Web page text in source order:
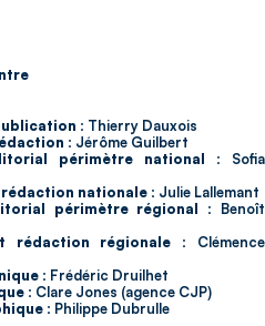
: Thierry Dauxois
: Jérôme Guilbert
périmètre national : Sofia
nationale : Julie Lallemant
périmètre régional : Benoît
rédaction régionale : Clémence
: Frédéric Druilhet
: Clare Jones (agence CJP)
: Philippe Dubrulle